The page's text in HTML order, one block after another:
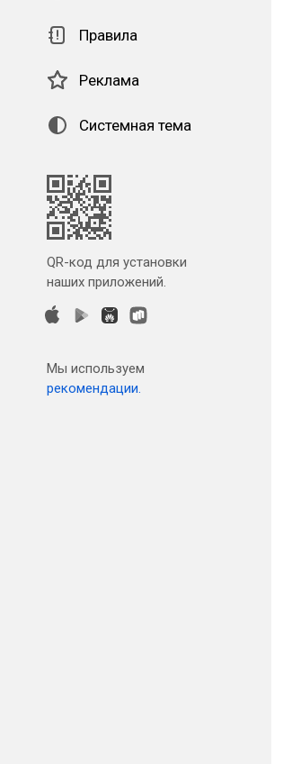
Правила
Реклама
Системная тема
QR-код для установки
наших приложений.
Мы используем
рекомендации.